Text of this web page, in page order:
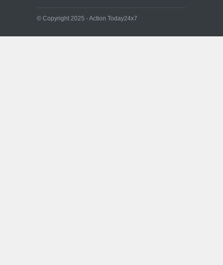
© Copyright 2025 - Action Today24x7